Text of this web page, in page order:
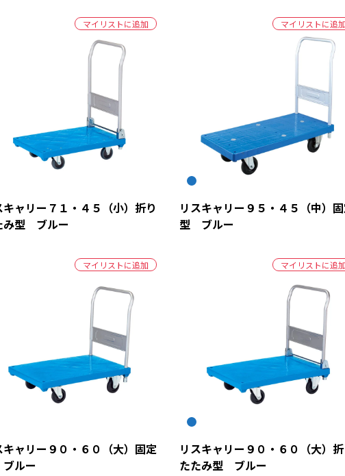
マイリストに追加
キャリー７１・４５（小）折り
み型 ブルー
マイリストに追加
リスキャリー９５・４５（中）
型 ブルー
マイリストに追加
キャリー９０・６０（大）固定
ルー
マイリストに追加
リスキャリー９０・６０（大）折
たたみ型 ブルー